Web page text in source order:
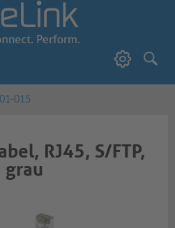
015
RJ45, S/FTP,
grau